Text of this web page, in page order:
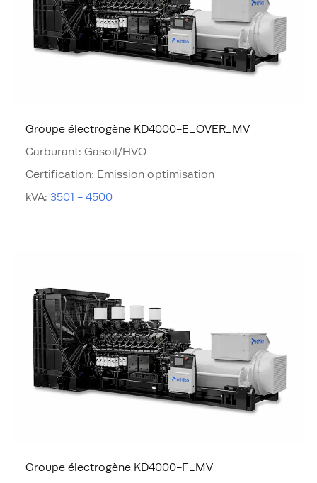
Groupe électrogène KD4000-E_OVER_MV
Carburant: Gasoil/HVO
Certification: Emission optimisation
kVA:3501 - 4500
Groupe électrogène KD4000-F_MV